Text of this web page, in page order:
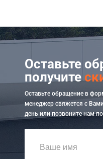
Оставьте
получите
Оставьте обращение в
менеджер свяжется с
день или позвоните нам